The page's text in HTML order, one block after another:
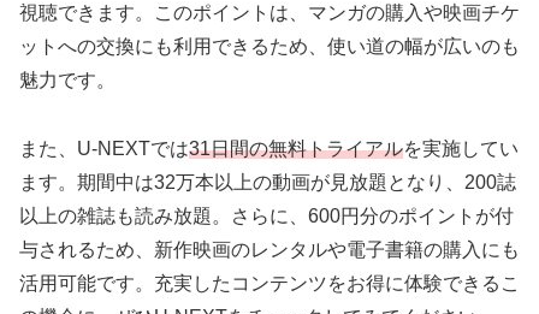
視聴できます。このポイントは、マンガの購入や映画チケ
ットへの交換にも利用できるため、使い道の幅が広いのも
魅力です。
また、U-NEXTでは31日間の無料トライアルを実施してい
ます。期間中は32万本以上の動画が見放題となり、200誌
以上の雑誌も読み放題。さらに、600円分のポイントが付
与されるため、新作映画のレンタルや電子書籍の購入にも
活用可能です。充実したコンテンツをお得に体験できるこ